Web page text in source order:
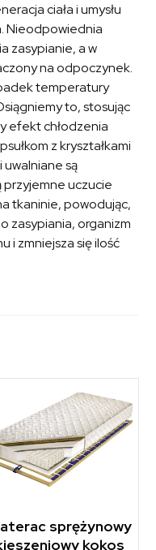
ciała i umysłu
Nieodpowiednia
zasypianie, a w
na odpoczynek.
temperatury
to, stosując
efekt chłodzenia
z kryształkami
uwalniane są
uczucie
tkaninie, powodując,
zasypiania, organizm
i zmniejsza się ilość
sprężynowy
kokos